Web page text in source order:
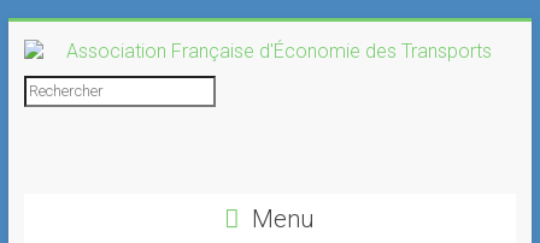
to
content
Association
Menu